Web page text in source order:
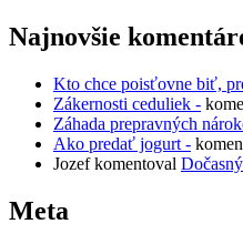
Najnovšie
Kto chce poisťovne biť,
Zákernosti ceduliek -
Záhada prepravných
Ako predať jogurt -
Jozefkomentoval
Meta